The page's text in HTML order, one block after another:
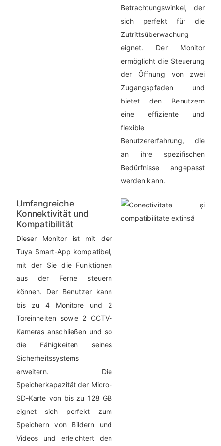
Betrachtungswinkel, der
sich perfekt für die
Zutrittsüberwachung
eignet. Der Monitor
ermöglicht die Steuerung
der Öffnung von zwei
Zugangspfaden und
bietet den Benutzern
eine effiziente und
flexible
Benutzererfahrung, die
an ihre spezifischen
Bedürfnisse angepasst
werden kann.
Umfangreiche
Konnektivität und
Kompatibilität
Dieser Monitor ist mit der
Tuya Smart-App kompatibel,
mit der Sie die Funktionen
aus der Ferne steuern
können. Der Benutzer kann
bis zu 4 Monitore und 2
Toreinheiten sowie 2 CCTV-
Kameras anschließen und so
die Fähigkeiten seines
Sicherheitssystems
erweitern. Die
Speicherkapazität der Micro-
SD-Karte von bis zu 128 GB
eignet sich perfekt zum
Speichern von Bildern und
Videos und erleichtert den